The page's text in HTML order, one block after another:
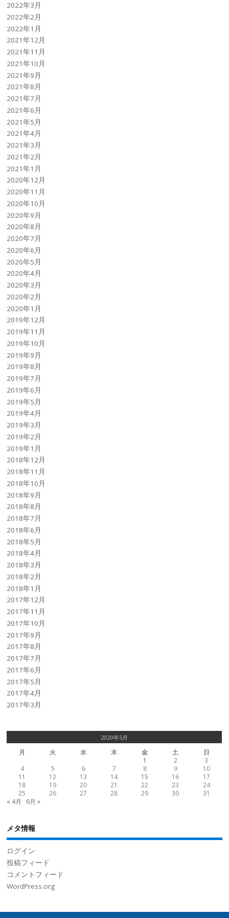
2022年3月
2022年2月
2022年1月
2021年12月
2021年11月
2021年10月
2021年9月
2021年8月
2021年7月
2021年6月
2021年5月
2021年4月
2021年3月
2021年2月
2021年1月
2020年12月
2020年11月
2020年10月
2020年9月
2020年8月
2020年7月
2020年6月
2020年5月
2020年4月
2020年3月
2020年2月
2020年1月
2019年12月
2019年11月
2019年10月
2019年9月
2019年8月
2019年7月
2019年6月
2019年5月
2019年4月
2019年3月
2019年2月
2019年1月
2018年12月
2018年11月
2018年10月
2018年9月
2018年8月
2018年7月
2018年6月
2018年5月
2018年4月
2018年3月
2018年2月
2018年1月
2017年12月
2017年11月
2017年10月
2017年9月
2017年8月
2017年7月
2017年6月
2017年5月
2017年4月
2017年3月
2020年5月
月 火 水 木 金 土
日
1
2
3
4
5 6 7 8 9
10
11
12 13 14 15 16
17
18
19 20 21 22 23
24
25
26 27 28 29 30
31
« 4月
6月 »
メタ情報
ログイン
投稿フィード
コメントフィード
WordPress.org